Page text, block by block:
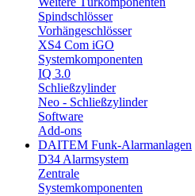
Spindschlösser
Vorhängeschlösser
XS4 Com iGO
Systemkomponenten
IQ 3.0
Schließzylinder
Neo - Schließzylinder
Software
Add-ons
DAITEM Funk-Alarmanlagen
D34 Alarmsystem
Zentrale
Systemkomponenten